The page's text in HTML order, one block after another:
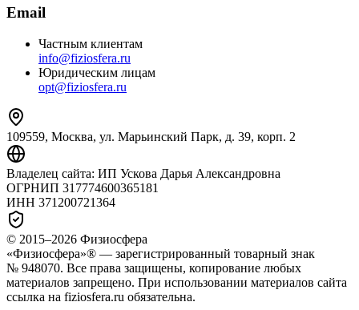
Email
Частным клиентам
info@fiziosfera.ru
Юридическим лицам
opt@fiziosfera.ru
109559, Москва, ул. Марьинский Парк, д. 39, корп. 2
Владелец сайта: ИП Ускова Дарья Александровна
ОГРНИП 317774600365181
ИНН 371200721364
© 2015–2026 Физиосфера
«Физиосфера»® — зарегистрированный товарный знак
№ 948070. Все права защищены, копирование любых
материалов запрещено. При использовании материалов сайта
ссылка на fiziosfera.ru обязательна.